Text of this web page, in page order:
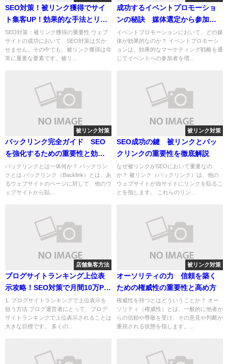
SEO対策！被リンク獲得でサイ
ト集客UP！効果的な手法とリス
ク対策
SEO対策：被リンク獲得の重要性 ウェブ
サイトの成功において、SEO対策は欠か
せません。その中でも、被リンク獲得は非
常に重要な要素です。被リ...
成功するイベントプロモーショ
ンの秘訣 媒体選定から参加者
維持までの完全ガイド
イベントプロモーションにおいて、どの媒
体が効果的なのか？ イベントプロモーシ
ョンは、効果的なマーケティング戦略を通
じてイベントへの参加者を増...
被リンク対策
バックリンク完全ガイド SEO
を強化するための重要性と効果
的な獲得方法
バックリンクとは一体何か？ バックリン
クとは バックリンク（Backlink）とは、あ
るウェブサイトのページに対して、他のウ
ェブサイトから貼...
被リンク対策
SEO成功の鍵 被リンクとバッ
クリンクの重要性を徹底解説
なぜ被リンクがSEOにおいて重要なの
か？ 被リンク（バックリンク）は、他の
ウェブサイトが自サイトにリンクを貼るこ
とを指します。 これらのリン...
店舗集客方法
ブログサイトランキング上位表
示攻略！SEO対策で月間10万PV
を目指す方法
1. ブログサイトランキングで上位表示を
狙う方法 ブログ運営者にとって、ブログ
サイトランキングで上位表示されることは
大きな目標です。 多くの...
被リンク対策
オーソリティの力 信頼を築く
ための権威性の重要性と高め方
権威性を持つとはどういうことか？ オー
ソリティ（権威性）とは、一般的に他者か
らの信頼や尊敬を受け、その意見や判断が
重視される状態を指します。...